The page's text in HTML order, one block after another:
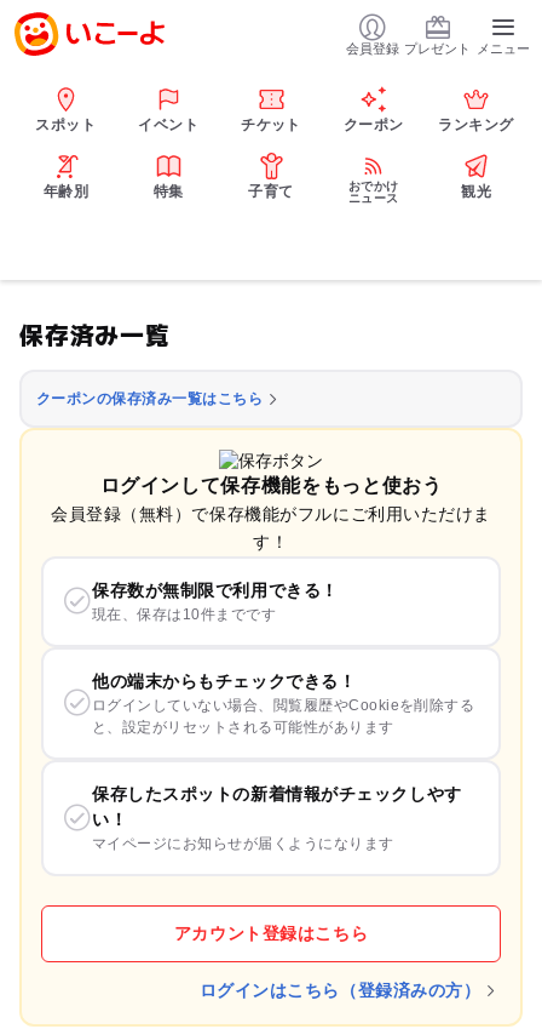
会員登録 プレゼント メニュー
スポット イベント チケット クーポン ランキング
年齢別 特集 子育て
おでかけ
ニュース
観光
保存済み一覧
クーポンの保存済み一覧はこちら
ログインして保存機能をもっと使おう
会員登録（無料）で保存機能がフルにご利用いただけま
す！
保存数が無制限で利用できる！
現在、保存は10件までです
他の端末からもチェックできる！
ログインしていない場合、閲覧履歴やCookieを削除する
と、設定がリセットされる可能性があります
保存したスポットの新着情報がチェックしやす
い！
マイページにお知らせが届くようになります
アカウント登録はこちら
ログインはこちら（登録済みの方）